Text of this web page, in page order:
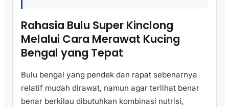
Rahasia Bulu Super Kinclong
Melalui Cara Merawat Kucing
Bengal yang Tepat
Bulu bengal yang pendek dan rapat sebenarnya
relatif mudah dirawat, namun agar terlihat benar
benar berkilau dibutuhkan kombinasi nutrisi,